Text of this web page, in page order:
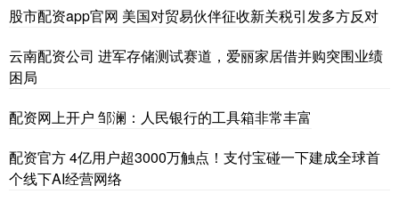
股市配资app官网 美国对贸易伙伴征收新关税引发多方反对
云南配资公司 进军存储测试赛道，爱丽家居借并购突围业绩
困局
配资网上开户 邹澜：人民银行的工具箱非常丰富
配资官方 4亿用户超3000万触点！支付宝碰一下建成全球首
个线下AI经营网络